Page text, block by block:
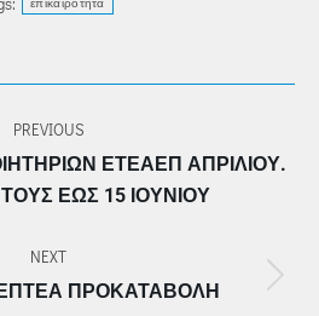
επικαιρότητα
PREVIOUS
Previous
post:
ΕΤΕΑΕΠ ΑΠΡΙΛΊΟΥ.
ΈΩΣ 15 ΙΟΥΝΊΟΥ
NEXT
NextΠΡΟΚΑΤΑΒΟΛΉ